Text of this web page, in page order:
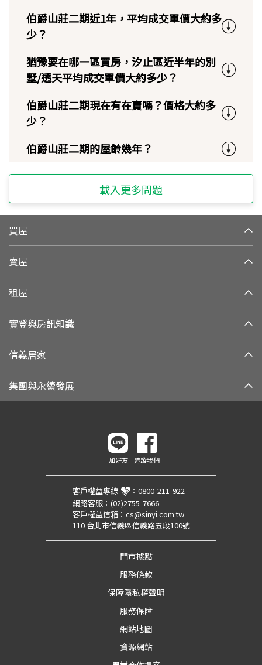
伯爵山莊二期近1年，平均成交單價大約多
少？
猶豫要在哪一區買房，汐止區近半年的別
墅/透天平均成交單價大約多少？
伯爵山莊二期現在有在賣嗎？價格大約多
少？
伯爵山莊二期的屋齡幾年？
載入更多問題
買屋
賣屋
租屋
實登與房訊知識
信義居家
集團與永續發展
加好友 追蹤我們
客戶權益專線 ： 0800-211-922
網路客服： (02)2755-7666
客戶權益信箱： cs@sinyi.com.tw
110 台北市信義區信義路五段100號
門市據點
服務條款
保障隱私權聲明
服務保障
網站地圖
資源網站